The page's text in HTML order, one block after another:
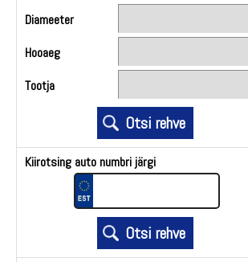
Diameeter
Hooaeg
Tootja
Kiirotsing auto numbri järgi